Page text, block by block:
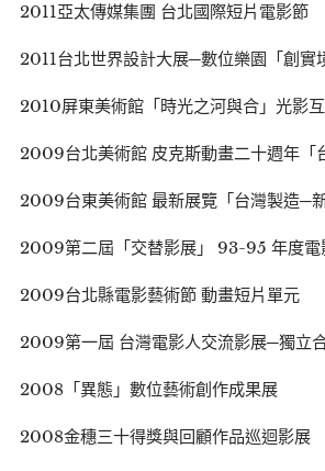
2011亞太傳媒集團 台北國際短片電影節
2011台北世界設計大展─數位樂園「創實
2010屏東美術館「時光之河與合」光影
2009台北美術館 皮克斯動畫二十週年「
2009台東美術館 最新展覽「台灣製造─新
2009第二屆「交替影展」 93-95 年度電
2009台北縣電影藝術節 動畫短片單元
2009第一屆 台灣電影人交流影展─獨立
2008「異態」數位藝術創作成果展
2008金穗三十得獎與回顧作品巡迴影展